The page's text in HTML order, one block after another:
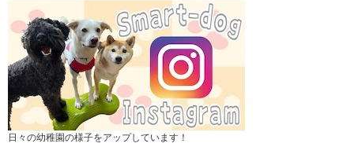
日々の幼稚園の様子をアップしています！